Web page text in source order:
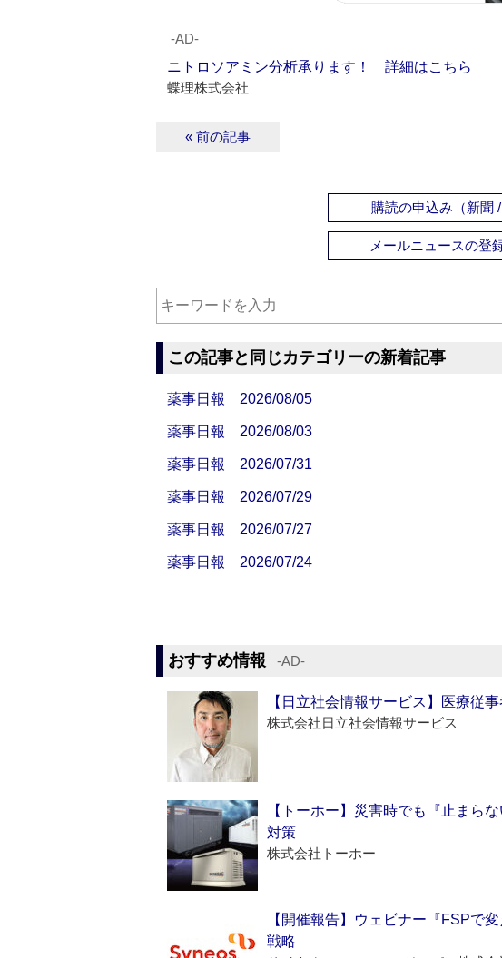
‐AD‐
ニトロソアミン分析承ります！ 詳細はこちら
蝶理株式会社
« 前の記事
購読の申込み（新聞 /
メールニュースの登
この記事と同じカテゴリーの新着記事
薬事日報 2026/08/05
薬事日報 2026/08/03
薬事日報 2026/07/31
薬事日報 2026/07/29
薬事日報 2026/07/27
薬事日報 2026/07/24
おすすめ情報 ‐AD‐
【日立社会情報サービス】医療従
株式会社日立社会情報サービス
【トーホー】災害時でも『止まら
対策
株式会社トーホー
【開催報告】ウェビナー『FSPで
戦略